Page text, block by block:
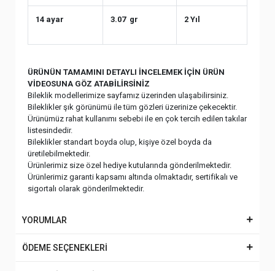
14 ayar 3.07 gr 2 Yıl
ÜRÜNÜN TAMAMINI DETAYLI İNCELEMEK İÇİN ÜRÜN
VİDEOSUNA GÖZ ATABİLİRSİNİZ
Bileklik modellerimize sayfamız üzerinden ulaşabilirsiniz.
Bileklikler şık görünümü ile tüm gözleri üzerinize çekecektir.
Ürünümüz rahat kullanımı sebebi ile en çok tercih edilen takılar
listesindedir.
Bileklikler standart boyda olup, kişiye özel boyda da
üretilebilmektedir.
Ürünlerimiz size özel hediye kutularında gönderilmektedir.
Ürünlerimiz garanti kapsamı altında olmaktadır, sertifikalı ve
sigortalı olarak gönderilmektedir.
YORUMLAR
ÖDEME SEÇENEKLERİ